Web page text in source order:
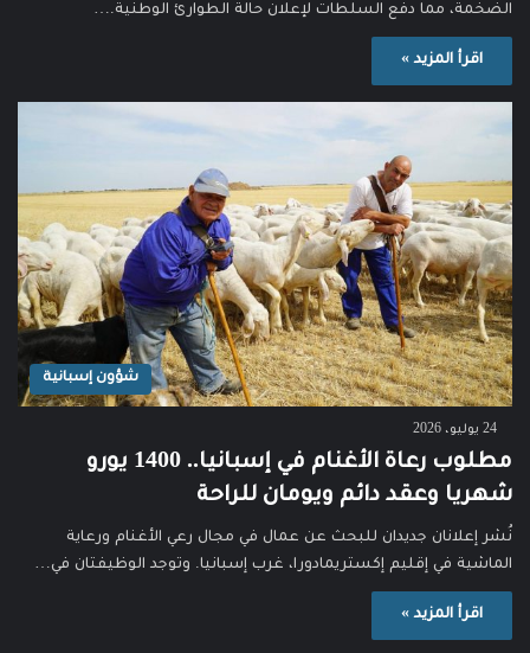
الضخمة، مما دفع السلطات لإعلان حالة الطوارئ الوطنية.…
اقرأ المزيد »
شؤون إسبانية
24 يوليو، 2026
مطلوب رعاة الأغنام في إسبانيا.. 1400 يورو
شهريا وعقد دائم ويومان للراحة
نُشر إعلانان جديدان للبحث عن عمال في مجال رعي الأغنام ورعاية
الماشية في إقليم إكستريمادورا، غرب إسبانيا. وتوجد الوظيفتان في…
اقرأ المزيد »